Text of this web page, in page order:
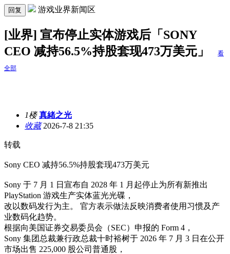
回复 游戏业界新闻区
[业界] 宣布停止实体游戏后「SONY
CEO 减持56.5%持股套现473万美元」
看
全部
1楼 真緒之光
收藏2026-7-8 21:35
转载
Sony CEO 减持56.5%持股套现473万美元
Sony 于 7 月 1 日宣布自 2028 年 1 月起停止为所有新推出
PlayStation 游戏生产实体蓝光光碟，
改以数码发行为主。 官方表示做法反映消费者使用习惯及产
业数码化趋势。
根据向美国证券交易委员会（SEC）申报的 Form 4，
Sony 集团总裁兼行政总裁十时裕树于 2026 年 7 月 3 日在公开
市场出售 225,000 股公司普通股，